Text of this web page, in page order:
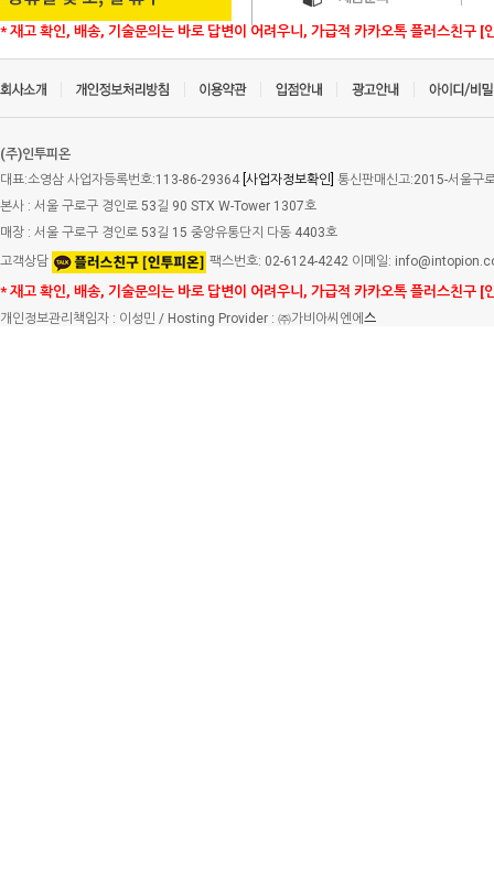
* 재고 확인, 배송, 기술문의는 바로 답변이 어려우니, 가급적 카카오톡 플러스친구 [
(주)인투피온
대표:소영삼 사업자등록번호:113-86-29364 [사업자정보확인] 통신판매신고:2015-서울구
본사 : 서울 구로구 경인로 53길 90 STX W-Tower 1307호
매장 : 서울 구로구 경인로 53길 15 중앙유통단지 다동 4403호
고객상담
팩스번호: 02-6124-4242 이메일:
* 재고 확인, 배송, 기술문의는 바로 답변이 어려우니, 가급적 카카오톡 플러스친구 [
개인정보관리책임자 : 이성민 / Hosting Provider : ㈜가비아씨엔에 스